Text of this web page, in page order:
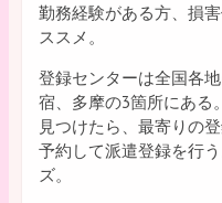
勤務経験がある方、損
ススメ。
登録センターは全国各
宿、多摩の3箇所にある
見つけたら、最寄りの
予約して派遣登録を行
ズ。